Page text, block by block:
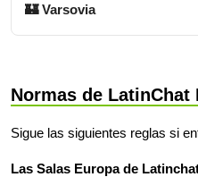
🏰 Varsovia
Normas de LatinChat
Sigue las siguientes reglas si
Las Salas Europa de